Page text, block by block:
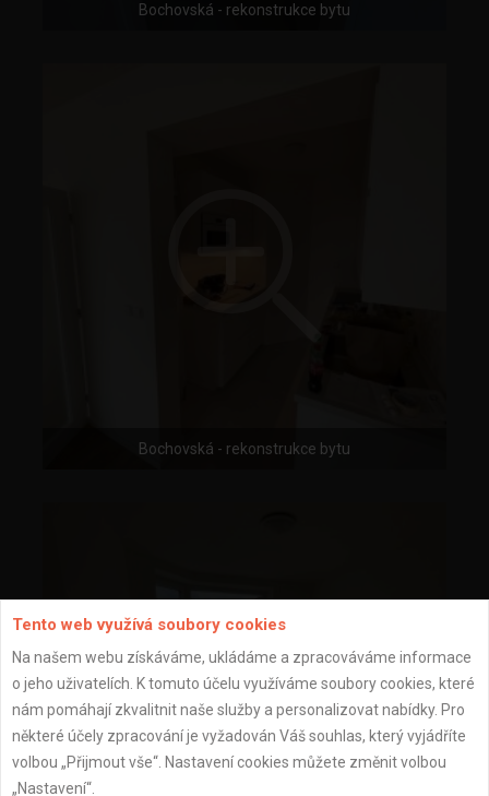
Bochovská - rekonstrukce bytu
Bochovská - rekonstrukce bytu
Tento web využívá soubory cookies
Na našem webu získáváme, ukládáme a zpracováváme informace
o jeho uživatelích. K tomuto účelu využíváme soubory cookies, které
nám pomáhají zkvalitnit naše služby a personalizovat nabídky. Pro
některé účely zpracování je vyžadován Váš souhlas, který vyjádříte
volbou „Přijmout vše“. Nastavení cookies můžete změnit volbou
„Nastavení“.